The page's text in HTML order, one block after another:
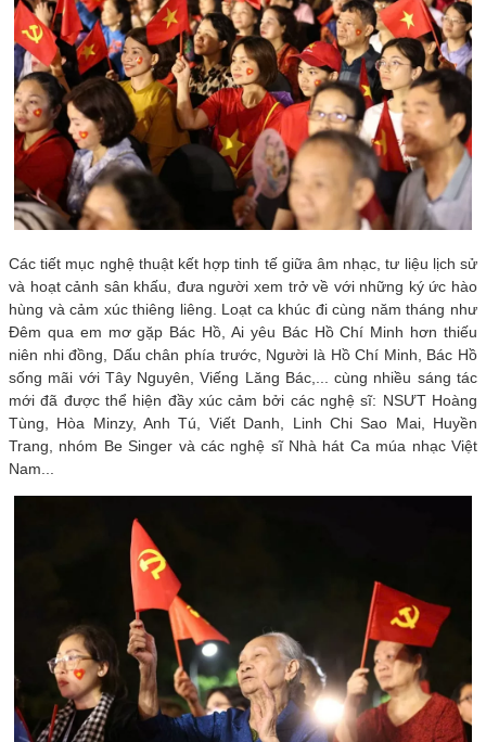
Các tiết mục nghệ thuật kết hợp tinh tế giữa âm nhạc, tư liệu lịch sử
và hoạt cảnh sân khấu, đưa người xem trở về với những ký ức hào
hùng và cảm xúc thiêng liêng. Loạt ca khúc đi cùng năm tháng như
Đêm qua em mơ gặp Bác Hồ, Ai yêu Bác Hồ Chí Minh hơn thiếu
niên nhi đồng, Dấu chân phía trước, Người là Hồ Chí Minh, Bác Hồ
sống mãi với Tây Nguyên, Viếng Lăng Bác,... cùng nhiều sáng tác
mới đã được thể hiện đầy xúc cảm bởi các nghệ sĩ: NSƯT Hoàng
Tùng, Hòa Minzy, Anh Tú, Viết Danh, Linh Chi Sao Mai, Huyền
Trang, nhóm Be Singer và các nghệ sĩ Nhà hát Ca múa nhạc Việt
Nam...